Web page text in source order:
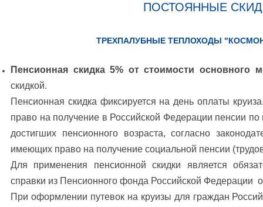
ПОСТОЯННЫЕ
ТРЕХПАЛУБНЫЕ ТЕПЛОХОДЫ
Пенсионная скидка 5% от стоимости основного
скидкой.
Пенсионная скидка фиксируется на день оплаты
право на получение в Российской Федерации пенсии
достигших пенсионного возраста, согласно
имеющих право на получение социальной пенсии
Для применения пенсионной скидки является
справки из Пенсионного фонда Российской Федерации
При оформлении путевок на круизы для граждан